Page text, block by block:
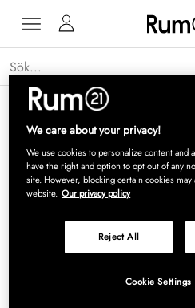
Få 15 % rabatt på Grythyttan
We care about your privacy!
We use cookies to personalize content and
have the right and option to opt out of any
site. However, blocking certain cookies
website. Our privacy policy
Reject All
Cookie Settings